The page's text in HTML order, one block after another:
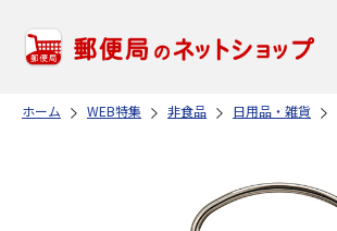
ホーム WEB特集 非食品 日用品・雑貨